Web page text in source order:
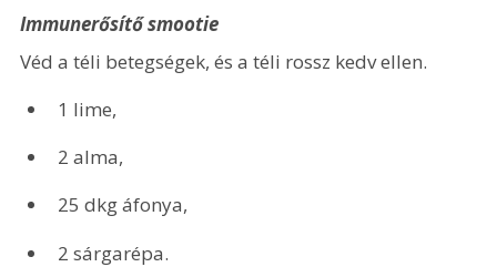
Immunerősítő smootie
Véd a téli betegségek, és a téli rossz kedv ellen.
1 lime,
2 alma,
25 dkg áfonya,
2 sárgarépa.